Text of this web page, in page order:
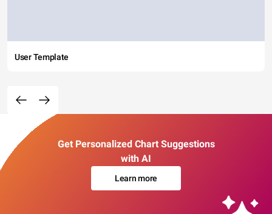
User Template
Get Personalized Chart Suggestions
with AI
Learn more